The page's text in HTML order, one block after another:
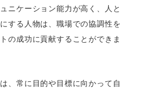
ニケーション能力が高く、人と
する人物は、職場での協調性を
の成功に貢献することができま
、常に目的や目標に向かって自